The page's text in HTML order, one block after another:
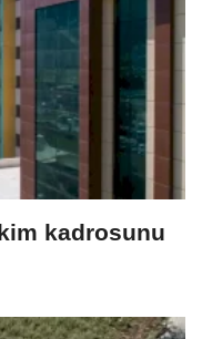
kadrosunu